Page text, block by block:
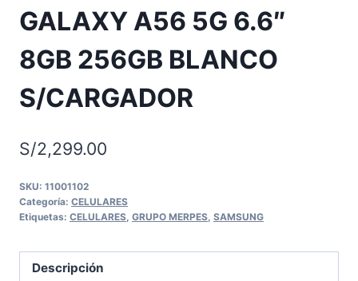
GALAXY A56 5G 6.6″
8GB 256GB BLANCO
S/CARGADOR
S/2,299.00
SKU: 11001102
Categoría: CELULARES
Etiquetas: CELULARES GRUPO MERPES SAMSUNG
Descripción